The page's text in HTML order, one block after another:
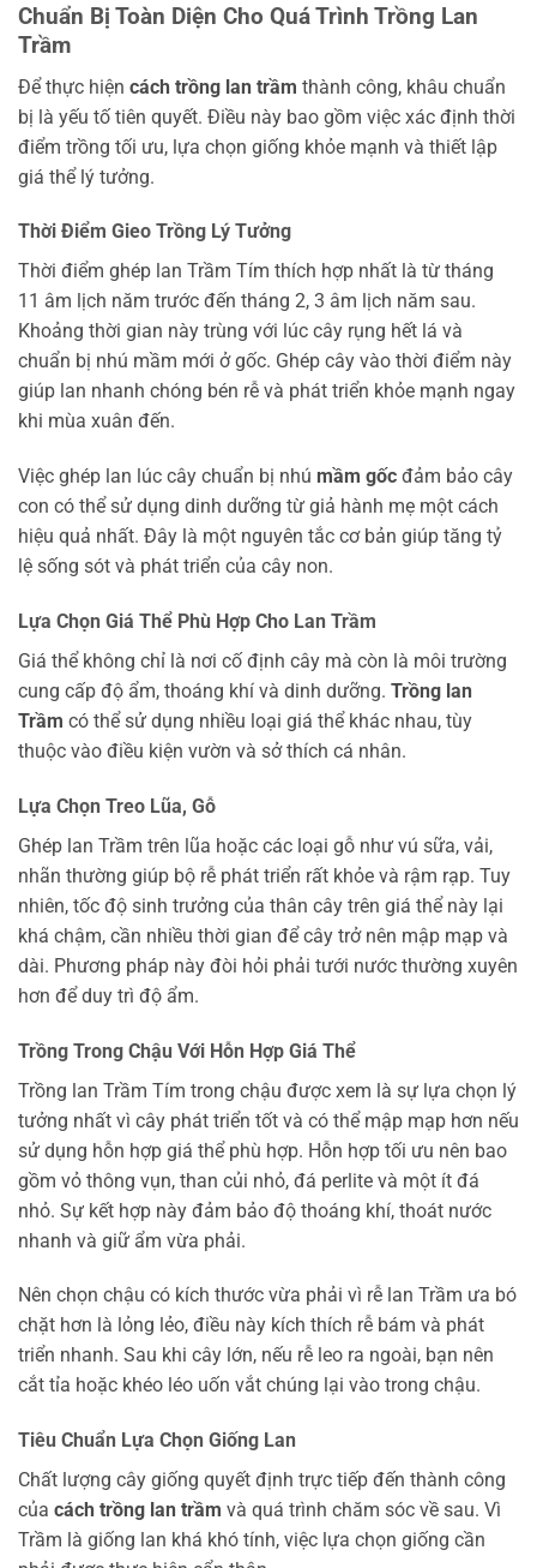
Chuẩn Bị Toàn Diện Cho Quá Trình Trồng Lan
Trầm
Để thực hiện cách trồng lan trầm thành công, khâu chuẩn
bị là yếu tố tiên quyết. Điều này bao gồm việc xác định thời
điểm trồng tối ưu, lựa chọn giống khỏe mạnh và thiết lập
giá thể lý tưởng.
Thời Điểm Gieo Trồng Lý Tưởng
Thời điểm ghép lan Trầm Tím thích hợp nhất là từ tháng
11 âm lịch năm trước đến tháng 2, 3 âm lịch năm sau.
Khoảng thời gian này trùng với lúc cây rụng hết lá và
chuẩn bị nhú mầm mới ở gốc. Ghép cây vào thời điểm này
giúp lan nhanh chóng bén rễ và phát triển khỏe mạnh ngay
khi mùa xuân đến.
Việc ghép lan lúc cây chuẩn bị nhú mầm gốc đảm bảo cây
con có thể sử dụng dinh dưỡng từ giả hành mẹ một cách
hiệu quả nhất. Đây là một nguyên tắc cơ bản giúp tăng tỷ
lệ sống sót và phát triển của cây non.
Lựa Chọn Giá Thể Phù Hợp Cho Lan Trầm
Giá thể không chỉ là nơi cố định cây mà còn là môi trường
cung cấp độ ẩm, thoáng khí và dinh dưỡng. Trồng lan
Trầm có thể sử dụng nhiều loại giá thể khác nhau, tùy
thuộc vào điều kiện vườn và sở thích cá nhân.
Lựa Chọn Treo Lũa, Gỗ
Ghép lan Trầm trên lũa hoặc các loại gỗ như vú sữa, vải,
nhãn thường giúp bộ rễ phát triển rất khỏe và rậm rạp. Tuy
nhiên, tốc độ sinh trưởng của thân cây trên giá thể này lại
khá chậm, cần nhiều thời gian để cây trở nên mập mạp và
dài. Phương pháp này đòi hỏi phải tưới nước thường xuyên
hơn để duy trì độ ẩm.
Trồng Trong Chậu Với Hỗn Hợp Giá Thể
Trồng lan Trầm Tím trong chậu được xem là sự lựa chọn lý
tưởng nhất vì cây phát triển tốt và có thể mập mạp hơn nếu
sử dụng hỗn hợp giá thể phù hợp. Hỗn hợp tối ưu nên bao
gồm vỏ thông vụn, than củi nhỏ, đá perlite và một ít đá
nhỏ. Sự kết hợp này đảm bảo độ thoáng khí, thoát nước
nhanh và giữ ẩm vừa phải.
Nên chọn chậu có kích thước vừa phải vì rễ lan Trầm ưa bó
chặt hơn là lỏng lẻo, điều này kích thích rễ bám và phát
triển nhanh. Sau khi cây lớn, nếu rễ leo ra ngoài, bạn nên
cắt tỉa hoặc khéo léo uốn vắt chúng lại vào trong chậu.
Tiêu Chuẩn Lựa Chọn Giống Lan
Chất lượng cây giống quyết định trực tiếp đến thành công
của cách trồng lan trầm và quá trình chăm sóc về sau. Vì
Trầm là giống lan khá khó tính, việc lựa chọn giống cần